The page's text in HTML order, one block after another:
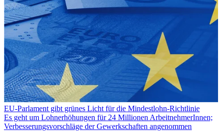
EU-Parlament gibt grünes Licht für die Mindestlohn-Richtlinie
Es geht um Lohnerhöhungen für 24 Millionen ArbeitnehmerInnen;
Verbesserungsvorschläge der Gewerkschaften angenommen